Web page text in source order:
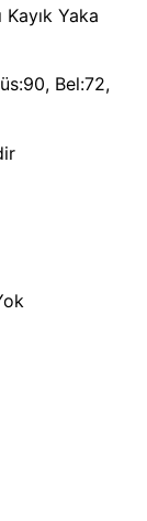
Kayık Yaka
Bel:72,